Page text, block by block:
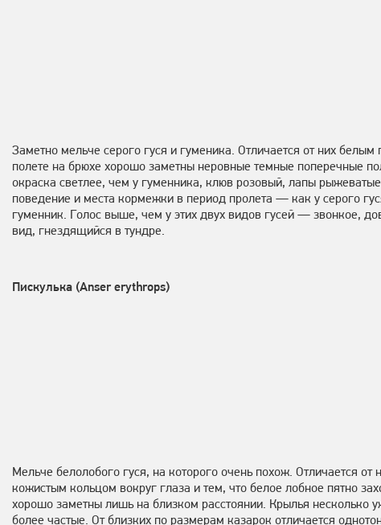
Заметно мельче серого гуся и гуменика. Отличается от них
полете на брюхе хорошо заметны неровные темные поперечные
окраска светлее, чем у гуменника, клюв розовый, лапы
поведение и места кормежки в период пролета — как у серого
гуменник. Голос выше, чем у этих двух видов гусей — звонкое,
вид, гнездящийся в тундре.
Пискулька (Anser erythrops)
Мельче белолобого гуся, на которого очень похож. Отличается
кожистым кольцом вокруг глаза и тем, что белое лобное пятно
хорошо заметны лишь на близком расстоянии. Крылья несколько
более частые. От близких по размерам казарок отличается